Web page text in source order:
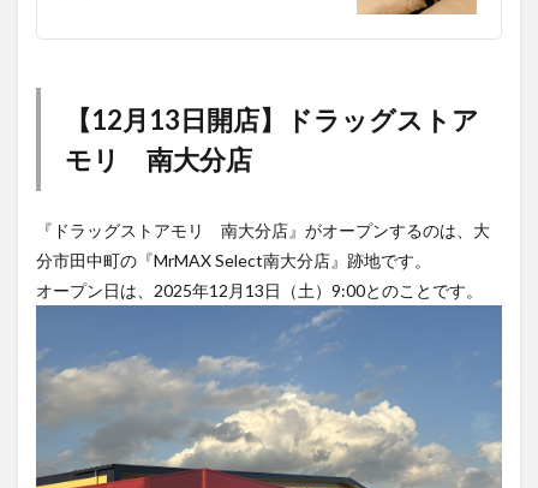
【12月13日開店】ドラッグストア
モリ 南大分店
『ドラッグストアモリ 南大分店』がオープンするのは、大
分市田中町の『MrMAX Select南大分店』跡地です。
オープン日は、2025年12月13日（土）9:00とのことです。